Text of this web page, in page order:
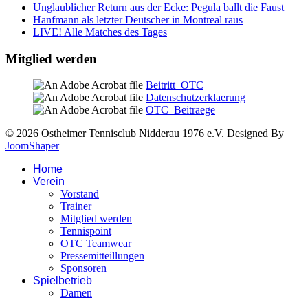
Unglaublicher Return aus der Ecke: Pegula ballt die Faust
Hanfmann als letzter Deutscher in Montreal raus
LIVE! Alle Matches des Tages
Mitglied werden
Beitritt_OTC
Datenschutzerklaerung
OTC_Beitraege
© 2026 Ostheimer Tennisclub Nidderau 1976 e.V. Designed By
JoomShaper
Home
Verein
Vorstand
Trainer
Mitglied werden
Tennispoint
OTC Teamwear
Pressemitteillungen
Sponsoren
Spielbetrieb
Damen